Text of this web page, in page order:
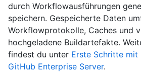
durch Workflowausführungen
speichern. Gespeicherte Daten
Workflowprotokolle, Caches und
hochgeladene Buildartefakte.
findest du unter Erste Schritte
GitHub Enterprise Server.